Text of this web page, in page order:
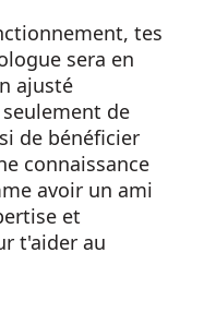
tes
sera en
ajusté
de
de bénéficier
connaissance
avoir un ami
et
t'aider au